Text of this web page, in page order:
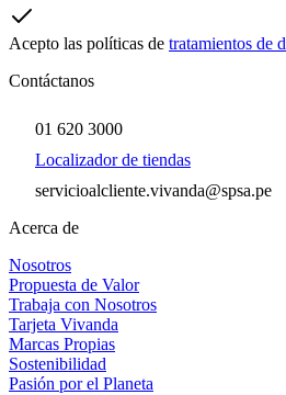
Acepto las políticas de tratamientos de
Contáctanos
01 620 3000
Localizador de tiendas
servicioalcliente.vivanda@spsa.pe
Acerca de
Nosotros
Propuesta de Valor
Trabaja con Nosotros
Tarjeta Vivanda
Marcas Propias
Sostenibilidad
Pasión por el Planeta